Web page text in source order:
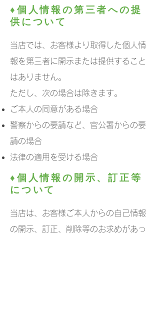
♦個人情報の第三者への提
供について
当店では、お客様より取得した個人情
報を第三者に開示または提供すること
はありません。
ただし、次の場合は除きます。
ご本人の同意がある場合
警察からの要請など、官公署からの要
請の場合
法律の適用を受ける場合
♦個人情報の開示、訂正等
について
当店は、お客様ご本人からの自己情報
の開示、訂正、削除等のお求めがあっ